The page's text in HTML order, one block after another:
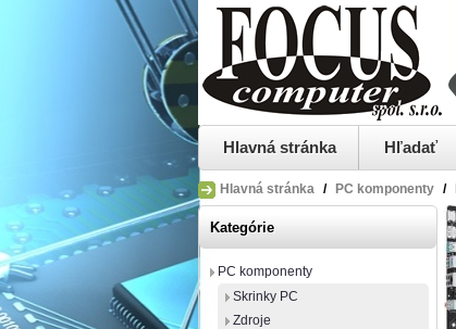
Hlavná stránka Hľadať
Hlavná stránka / PC komponenty /
Kategórie
PC komponenty
Skrinky PC
Zdroje